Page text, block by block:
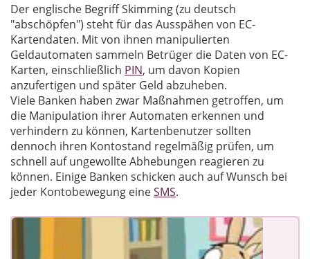
Der englische Begriff Skimming (zu deutsch
"abschöpfen") steht für das Ausspähen von EC-
Kartendaten. Mit von ihnen manipulierten
Geldautomaten sammeln Betrüger die Daten von EC-
Karten, einschließlich PIN, um davon Kopien
anzufertigen und später Geld abzuheben.
Viele Banken haben zwar Maßnahmen getroffen, um
die Manipulation ihrer Automaten erkennen und
verhindern zu können, Kartenbenutzer sollten
dennoch ihren Kontostand regelmäßig prüfen, um
schnell auf ungewollte Abhebungen reagieren zu
können. Einige Banken schicken auch auf Wunsch bei
jeder Kontobewegung eineSMS.